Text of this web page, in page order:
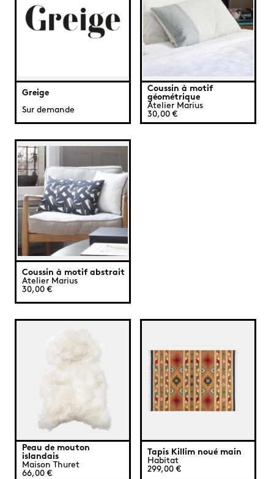
Greige
Sur demande
Coussin à motif
géométrique
Atelier Marius
30,00 €
Coussin à motif abstrait
Atelier Marius
30,00 €
Peau de mouton
islandais
Maison Thuret
66,00 €
Tapis Killim noué main
Habitat
299,00 €